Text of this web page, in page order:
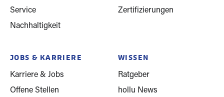
Service
Nachhaltigkeit
Zertifizierungen
JOBS & KARRIERE
Karriere & Jobs
Offene Stellen
WISSEN
Ratgeber
hollu News